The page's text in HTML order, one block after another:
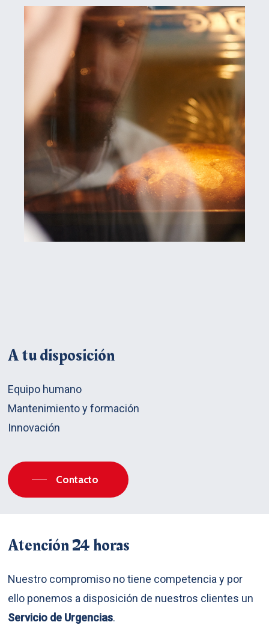
Atudisposición
Equipo humano
Mantenimiento y formación
Innovación
Contacto
Atención24horas
Nuestro compromiso no tiene competencia y por
ello ponemos a disposición de nuestros clientes un
Servicio de Urgencias.